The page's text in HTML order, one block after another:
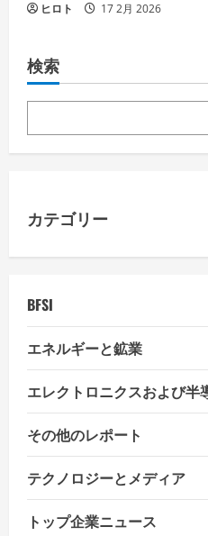
ヒロト 17 2月 2026
検索
カテゴリー
BFSI
エネルギーと鉱業
エレクトロニクスおよび半
その他のレポート
テクノロジーとメディア
トップ企業ニュース